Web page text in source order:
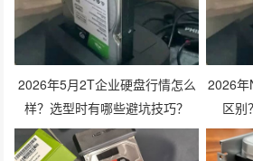
2026年5月2T企业硬盘行情怎么
样？选型时有哪些避坑技巧？
2026年
区别